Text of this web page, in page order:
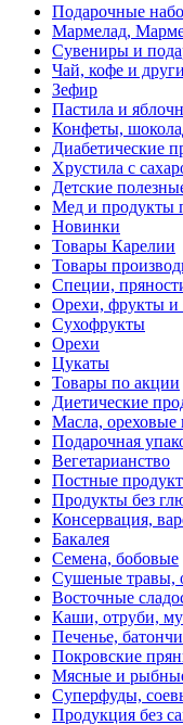
Подарочные
Мармелад,
Сувениры и
Чай, кофе и
Зефир
Пастила и
Конфеты,
Диабетические
Хрустила с
Детские
Мед и продукты
Новинки
Товары Карелии
Товары
Специи,
Орехи, фрукты и
Сухофрукты
Орехи
Цукаты
Товары по акции
Диетические
Масла, ореховые
Подарочная
Вегетарианство
Постные
Продукты без
Консервация,
Бакалея
Семена, бобовые
Сушеные травы,
Восточные
Каши, отруби,
Печенье,
Покровские
Мясные и
Суперфуды,
Продукция без